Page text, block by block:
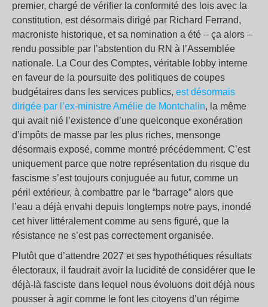
premier, chargé de vérifier la conformité des lois avec la
constitution, est désormais dirigé par Richard Ferrand,
macroniste historique, et sa nomination a été – ça alors –
rendu possible par l’abstention du RN à l’Assemblée
nationale. La Cour des Comptes, véritable lobby interne
en faveur de la poursuite des politiques de coupes
budgétaires dans les services publics, est désormais
dirigée par l’ex-ministre Amélie de Montchalin, la même
qui avait nié l’existence d’une quelconque exonération
d’impôts de masse par les plus riches, mensonge
désormais exposé, comme montré précédemment. C’est
uniquement parce que notre représentation du risque du
fascisme s’est toujours conjuguée au futur, comme un
péril extérieur, à combattre par le “barrage” alors que
l’eau a déjà envahi depuis longtemps notre pays, inondé
cet hiver littéralement comme au sens figuré, que la
résistance ne s’est pas correctement organisée.
Plutôt que d’attendre 2027 et ses hypothétiques résultats
électoraux, il faudrait avoir la lucidité de considérer que le
déjà-là fasciste dans lequel nous évoluons doit déjà nous
pousser à agir comme le font les citoyens d’un régime